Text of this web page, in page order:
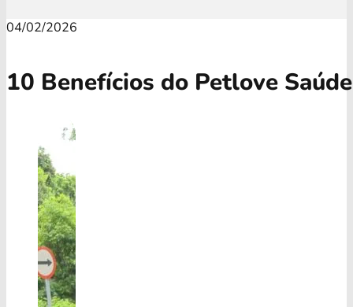
04/02/2026
10 Benefícios do Petlove